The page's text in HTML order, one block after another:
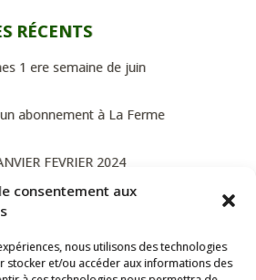
consentement aux
nous utilisons des technologies
stocker et/ou accéder aux informations des
RÉCENTS
1 ere semaine de juin
abonnement à La Ferme
FEVRIER 2024
La Province de Liège
OUVERTES